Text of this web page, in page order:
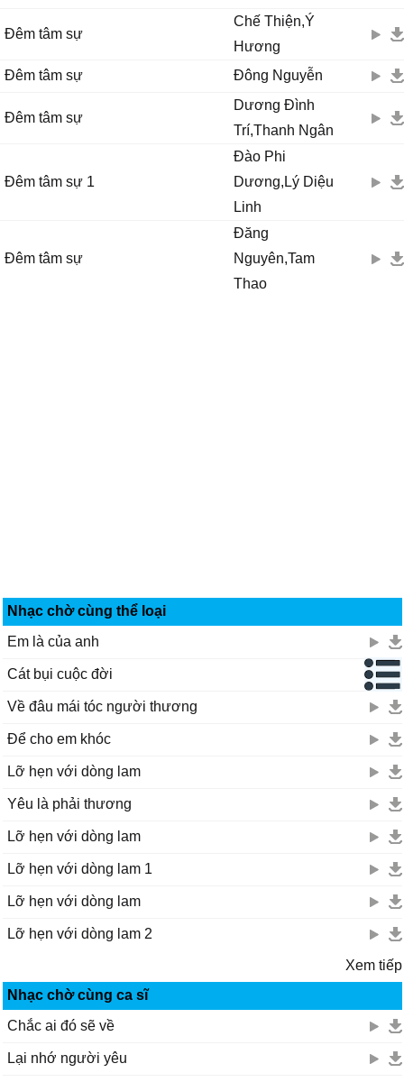
Đêm tâm sự
Chế Thiện,Ý
Hương
Đêm tâm sự
Đông Nguyễn
Đêm tâm sự
Dương Đình
Trí,Thanh Ngân
Đêm tâm sự 1
Đào Phi
Dương,Lý Diệu
Linh
Đêm tâm sự
Đăng
Nguyên,Tam
Thao
Nhạc chờ cùng thể loại
Em là của anh
Cát bụi cuộc đời
Về đâu mái tóc người thương
Để cho em khóc
Lỡ hẹn với dòng lam
Yêu là phải thương
Lỡ hẹn với dòng lam
Lỡ hẹn với dòng lam 1
Lỡ hẹn với dòng lam
Lỡ hẹn với dòng lam 2
Xem tiếp
Nhạc chờ cùng ca sĩ
Chắc ai đó sẽ về
Lại nhớ người yêu